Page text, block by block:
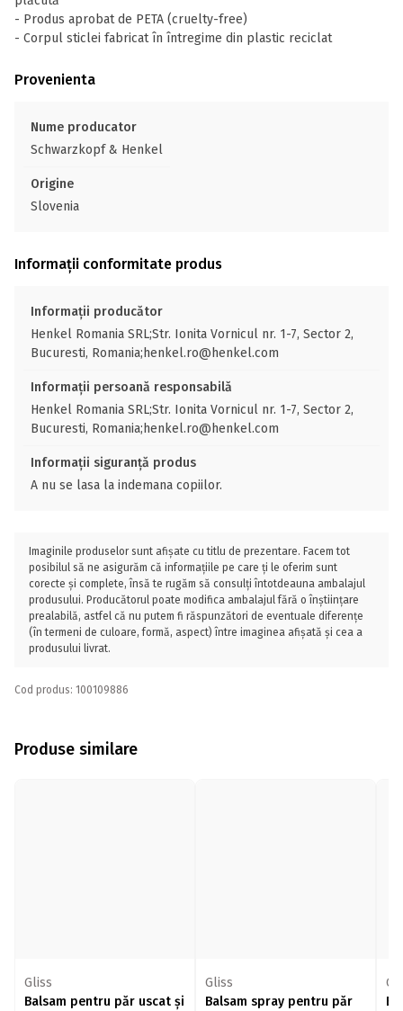
- Produs aprobat de PETA (cruelty-free)
- Corpul sticlei fabricat în întregime din plastic reciclat
Provenienta
Nume producator
Schwarzkopf & Henkel
Origine
Slovenia
Informații conformitate produs
Informații producător
Henkel Romania SRL;Str. Ionita Vornicul nr. 1-7, Sector 2,
Bucuresti, Romania;henkel.ro@henkel.com
Informații persoană responsabilă
Henkel Romania SRL;Str. Ionita Vornicul nr. 1-7, Sector 2,
Bucuresti, Romania;henkel.ro@henkel.com
Informații siguranță produs
A nu se lasa la indemana copiilor.
Imaginile produselor sunt afișate cu titlu de prezentare. Facem tot
posibilul să ne asigurăm că informațiile pe care ți le oferim sunt
corecte și complete, însă te rugăm să consulți întotdeauna ambalajul
produsului. Producătorul poate modifica ambalajul fără o înștiințare
prealabilă, astfel că nu putem fi răspunzători de eventuale diferențe
(în termeni de culoare, formă, aspect) între imaginea afișată și cea a
produsului livrat.
Cod produs: 100109886
Produse similare
Gliss
Balsam pentru păr uscat și
Gliss
Balsam spray pentru păr